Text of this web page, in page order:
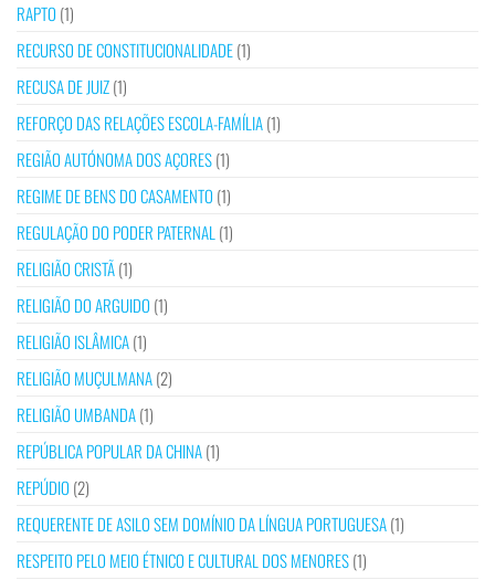
RAPTO (1)
RECURSO DE CONSTITUCIONALIDADE(1)
RECUSA DE JUIZ(1)
REFORÇO DAS RELAÇÕES ESCOLA-FAMÍLIA(1)
REGIÃO AUTÓNOMA DOS AÇORES(1)
REGIME DE BENS DO CASAMENTO (1)
REGULAÇÃO DO PODER PATERNAL (1)
RELIGIÃO CRISTÃ(1)
RELIGIÃO DO ARGUIDO (1)
RELIGIÃO ISLÂMICA(1)
RELIGIÃO MUÇULMANA(2)
RELIGIÃO UMBANDA(1)
REPÚBLICA POPULAR DA CHINA(1)
REPÚDIO (2)
REQUERENTE DE ASILO SEM DOMÍNIO DA LÍNGUA PORTUGUESA(1)
RESPEITO PELO MEIO ÉTNICO E CULTURAL DOS MENORES(1)